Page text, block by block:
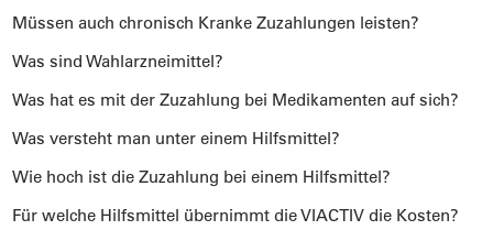
Müssen auch chronisch Kranke Zuzahlungen leisten?
Was sind Wahlarzneimittel?
Was hat es mit der Zuzahlung bei Medikamenten auf sich?
Was versteht man unter einem Hilfsmittel?
Wie hoch ist die Zuzahlung bei einem Hilfsmittel?
Für welche Hilfsmittel übernimmt die VIACTIV die Kosten?